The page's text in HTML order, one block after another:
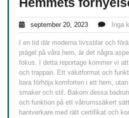
september 20, 2023 Inga
I en tid där moderna livsstilar och
prägel på våra hem, är det några
fokus. I detta reportage kommer vi
och trappan. Ett välutformat och
bara förhöja komforten i ett hem,
smaker och stil. Bakom dessa
och funktion på ett våtrumssäkert
hantverkare med rätt certifikat och